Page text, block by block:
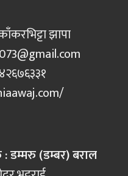
झापा
डम्मरु (डम्बर) बराल